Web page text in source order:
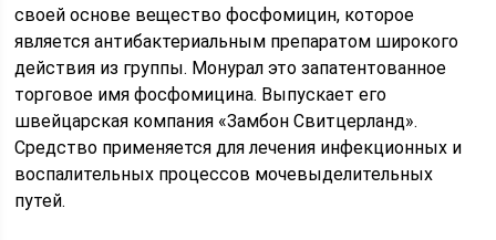
своей основе вещество фосфомицин, которое
является антибактериальным препаратом широкого
действия из группы. Монурал это запатентованное
торговое имя фосфомицина. Выпускает его
швейцарская компания «Замбон Свитцерланд».
Средство применяется для лечения инфекционных и
воспалительных процессов мочевыделительных
путей.